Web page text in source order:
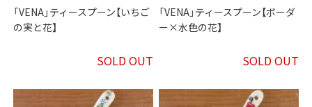
「VENA」ティースプーン【いちご
の実と花】
SOLD OUT
「VENA」ティースプーン【ボーダ
ー×水色の花】
SOLD OUT